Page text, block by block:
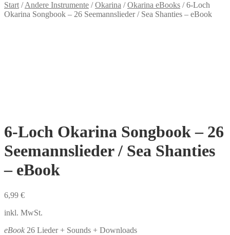
Start /Andere Instrumente /Okarina /Okarina eBooks /6-Loch
Okarina Songbook – 26 Seemannslieder / Sea Shanties – eBook
6-Loch Okarina Songbook – 26
Seemannslieder / Sea Shanties
– eBook
6,99 €
inkl. MwSt.
eBook 26 Lieder + Sounds + Downloads